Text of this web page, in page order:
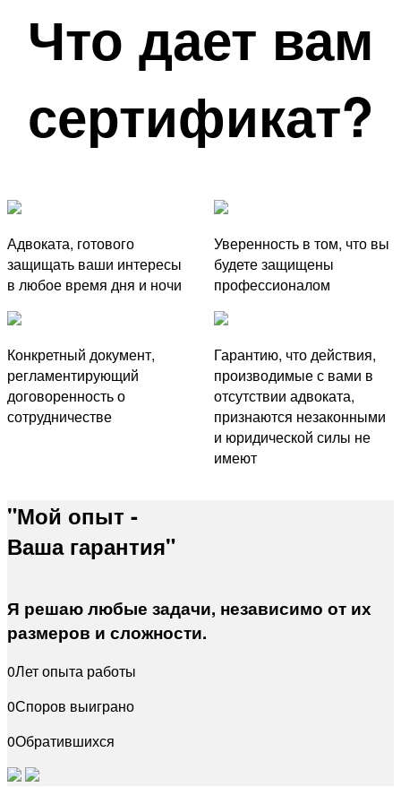
Что дает вам
сертификат?
Адвоката, готового
защищать ваши интересы
в любое время дня и ночи
Уверенность в том, что вы
будете защищены
профессионалом
Конкретный документ,
регламентирующий
договоренность о
сотрудничестве
Гарантию, что действия,
производимые с вами в
отсутствии адвоката,
признаются незаконными
и юридической силы не
имеют
"Мой опыт -
Ваша гарантия"
Я решаю любые задачи, независимо от их
размеров и сложности.
0Лет опыта работы
0Споров выиграно
0Обратившихся